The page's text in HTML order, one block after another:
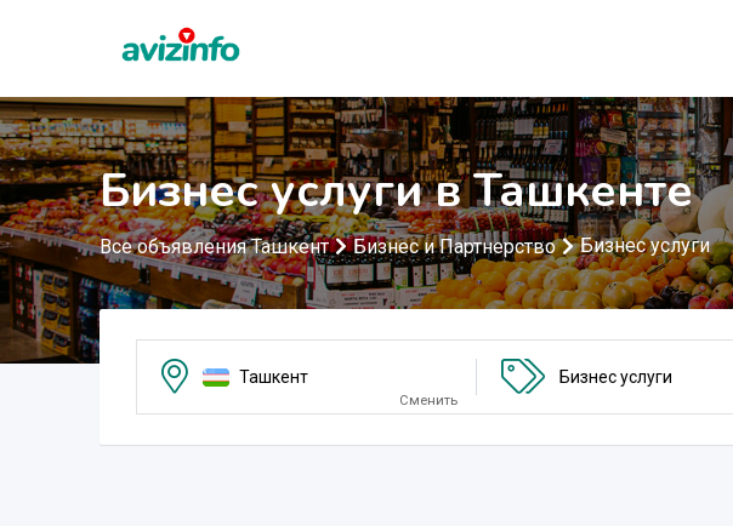
Бизнес услуги в Ташкенте
Все объявления Ташкент Бизнес и Партнерство Бизнес услуги
Ташкент
Сменить
Бизнес услуги